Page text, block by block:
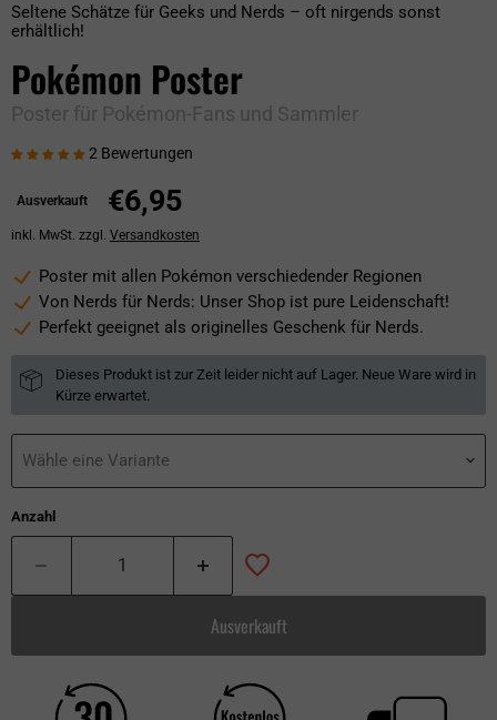
Seltene Schätze für Geeks und Nerds – oft nirgends sonst
erhältlich!
Pokémon Poster
Poster für Pokémon-Fans und Sammler
2 Bewertungen
Ausverkauft Aktueller Preis
€6,95
inkl. MwSt. zzgl. Versandkosten
Poster mit allen Pokémon verschiedender Regionen
Von Nerds für Nerds: Unser Shop ist pure Leidenschaft!
Perfekt geeignet als originelles Geschenk für Nerds.
Dieses Produkt ist zur Zeit leider nicht auf Lager. Neue Ware wird in
Kürze erwartet.
Wähle eine Variante
Anzahl
Ausverkauft